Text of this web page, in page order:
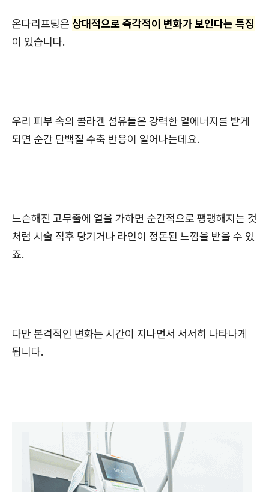
온다리프팅은 상대적으로 즉각적이 변화가 보인다는 특징
이 있습니다.
우리 피부 속의 콜라겐 섬유들은 강력한 열에너지를 받게
되면 순간 단백질 수축 반응이 일어나는데요.
느슨해진 고무줄에 열을 가하면 순간적으로 팽팽해지는 것
처럼 시술 직후 당기거나 라인이 정돈된 느낌을 받을 수 있
죠.
다만 본격적인 변화는 시간이 지나면서 서서히 나타나게
됩니다.